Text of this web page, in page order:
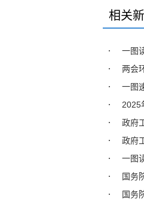
相关
一图
两会
一图
2025
政府
政府
一图
国务
国务